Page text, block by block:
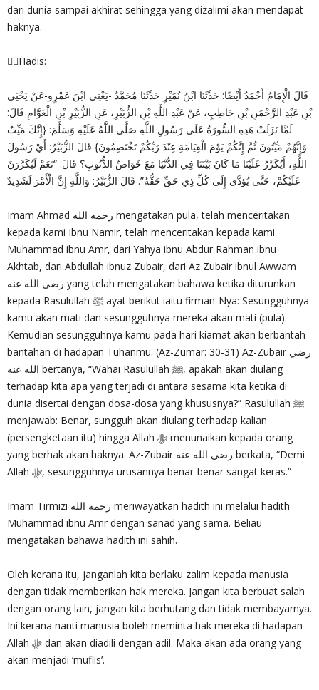
dari dunia sampai akhirat sehingga yang dizalimi akan mendapat
haknya.
✍🏻Hadis:
قَالَ الْإِمَامُ أَحْمَدُ أَيْضًا: حَدَّثَنَا ابْنُ نُمَيْرٍ حَدَّثَنَا مُحَمَّدٌ -يَعْنِي ابْنَ عَمْرٍو-عَنْ يَحْيَى
بْنِ عَبْدِ الرَّحْمَنِ بْنِ حَاطِبٍ، عَنْ عَبْدِ اللَّهِ بْنِ الزُّبَيْرِ، عَنِ الزُّبَيْرِ بْنِ الْعَوَّامِ قَالَ:
لَمَّا نَزَلَتْ هَذِهِ السُّورَةُ عَلَى رَسُولِ اللَّهِ صَلَّى اللَّهُ عَلَيْهِ وَسَلَّمَ: {إِنَّكَ مَيِّتٌ
وَإِنَّهُمْ مَيِّتُونَ ثُمَّ إِنَّكُمْ يَوْمَ الْقِيَامَةِ عِنْدَ رَبِّكُمْ تَخْتَصِمُونَ} قَالَ الزُّبَيْرُ: أَيْ رَسُولَ
اللَّهِ، أَيُكَرَّرُ عَلَيْنَا مَا كَانَ بَيْنَنَا فِي الدُّنْيَا مَعَ خَوَاصِّ الذُّنُوبِ؟ قَالَ: “نَعَمْ لَيُكَرَّرَنَ
عَلَيْكُمْ، حَتَّى يُؤدَّى إِلَى كُلِّ ذِي حَقِّ حَقُّهُ”. قَالَ الزُّبَيْرُ: وَاللَّهِ إِنَّ الْأَمْرَ لَشَدِيدٌ
Imam Ahmad رحمه الله mengatakan pula, telah menceritakan
kepada kami Ibnu Namir, telah menceritakan kepada kami
Muhammad ibnu Amr, dari Yahya ibnu Abdur Rahman ibnu
Akhtab, dari Abdullah ibnuz Zubair, dari Az Zubair ibnul Awwam
رضي الله عنه yang telah mengatakan bahawa ketika diturunkan
kepada Rasulullah ﷺ ayat berikut iaitu firman-Nya: Sesungguhnya
kamu akan mati dan sesungguhnya mereka akan mati (pula).
Kemudian sesungguhnya kamu pada hari kiamat akan berbantah-
bantahan di hadapan Tuhanmu. (Az-Zumar: 30-31) Az-Zubair رضي
الله عنه bertanya, “Wahai Rasulullah ﷺ, apakah akan diulang
terhadap kita apa yang terjadi di antara sesama kita ketika di
dunia disertai dengan dosa-dosa yang khususnya?” Rasulullah ﷺ
menjawab: Benar, sungguh akan diulang terhadap kalian
(persengketaan itu) hingga Allah ‎ﷻ menunaikan kepada orang
yang berhak akan haknya. Az-Zubair رضي الله عنه berkata, “Demi
Allah ‎ﷻ, sesungguhnya urusannya benar-benar sangat keras.”
Imam Tirmizi رحمه الله meriwayatkan hadith ini melalui hadith
Muhammad ibnu Amr dengan sanad yang sama. Beliau
mengatakan bahawa hadith ini sahih.
Oleh kerana itu, janganlah kita berlaku zalim kepada manusia
dengan tidak memberikan hak mereka. Jangan kita berbuat salah
dengan orang lain, jangan kita berhutang dan tidak membayarnya.
Ini kerana nanti manusia boleh meminta hak mereka di hadapan
Allah ‎ﷻ dan akan diadili dengan adil. Maka akan ada orang yang
akan menjadi ‘muflis’.